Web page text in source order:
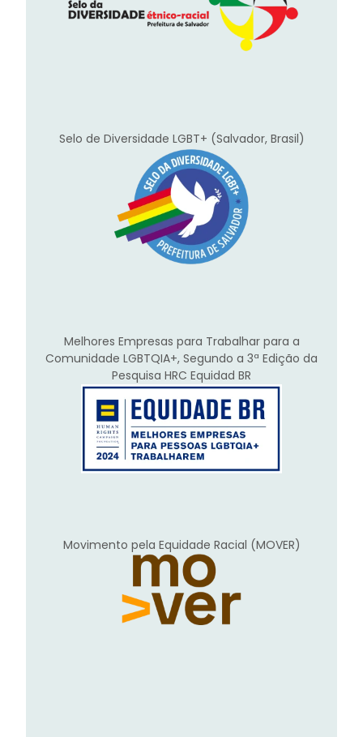
Selo de Diversidade LGBT+ (Salvador, Brasil)
Melhores Empresas para Trabalhar para a
Comunidade LGBTQIA+, Segundo a 3ª Edição da
Pesquisa HRC Equidad BR
Movimento pela Equidade Racial (MOVER)